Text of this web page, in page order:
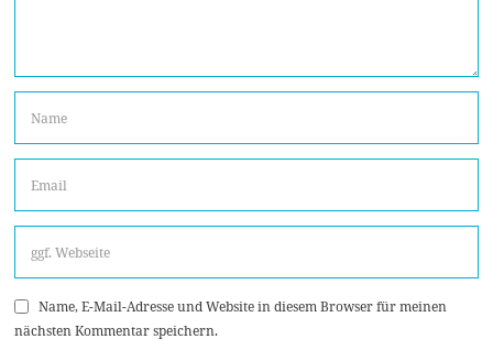
Name, E-Mail-Adresse und Website in diesem Browser für meinen
nächsten Kommentar speichern.